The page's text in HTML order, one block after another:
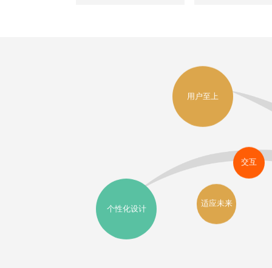
用户至上
交互
个性化设计
适应未来